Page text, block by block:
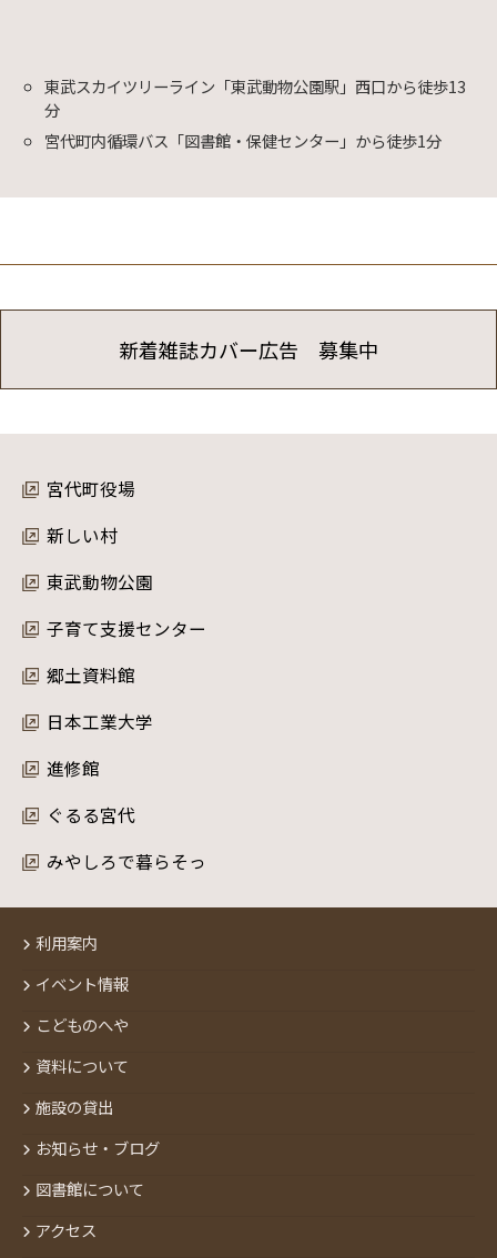
東武スカイツリーライン「東武動物公園駅」西口から徒歩13
分
宮代町内循環バス「図書館・保健センター」から徒歩1分
新着雑誌カバー広告 募集中
宮代町役場
新しい村
東武動物公園
子育て支援センター
郷土資料館
日本工業大学
進修館
ぐるる宮代
みやしろで暮らそっ
利用案内
イベント情報
こどものへや
資料について
施設の貸出
お知らせ・ブログ
図書館について
アクセス